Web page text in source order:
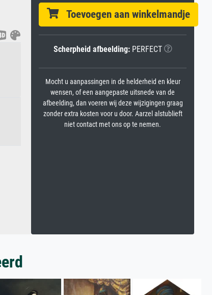
Toevoegen aan winkelmandje
Scherpheid afbeelding:PERFECT
Mocht u aanpassingen in de helderheid en kleur
wensen, of een aangepaste uitsnede van de
afbeelding, dan voeren wij deze wijzigingen graag
zonder extra kosten voor u door. Aarzel alstublieft
niet contact met ons op te nemen.